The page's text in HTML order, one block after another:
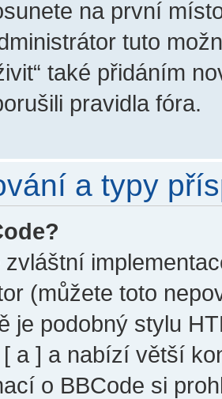
na první
tuto
také přidáním
pravidla fóra.
a typy
zvláštní
(můžete toto
je podobný stylu
a ] a nabízí větší
o BBCode si